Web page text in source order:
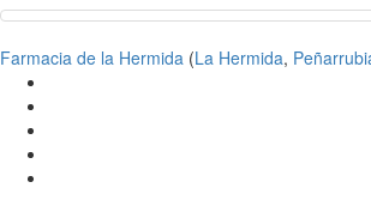
Farmacia de la Hermida (La Hermida,